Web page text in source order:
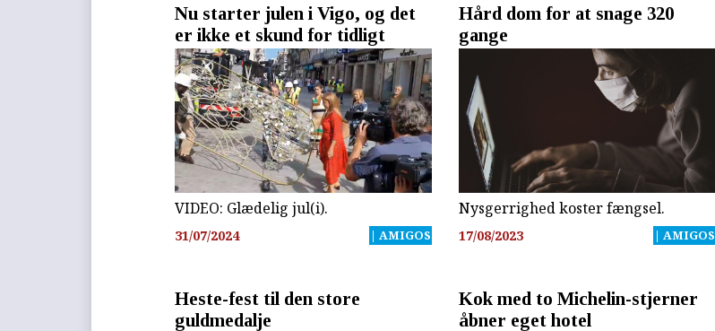
Nu starter julen i Vigo, og det
er ikke et skund for tidligt
VIDEO: Glædelig jul(i).
31/07/2024 | AMIGOS
Hård dom for at snage 320
gange
Nysgerrighed koster fængsel.
17/08/2023 | AMIGOS
Heste-fest til den store
guldmedalje
Kok med to Michelin-stjerner
åbner eget hotel